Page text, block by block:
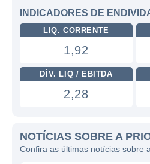
INDICADORES DE
LIQ. CORRENTE
1,92
DÍV. LIQ / EBITDA
2,28
NOTÍCIAS SOBRE A
Confira as últimas notícias sobre